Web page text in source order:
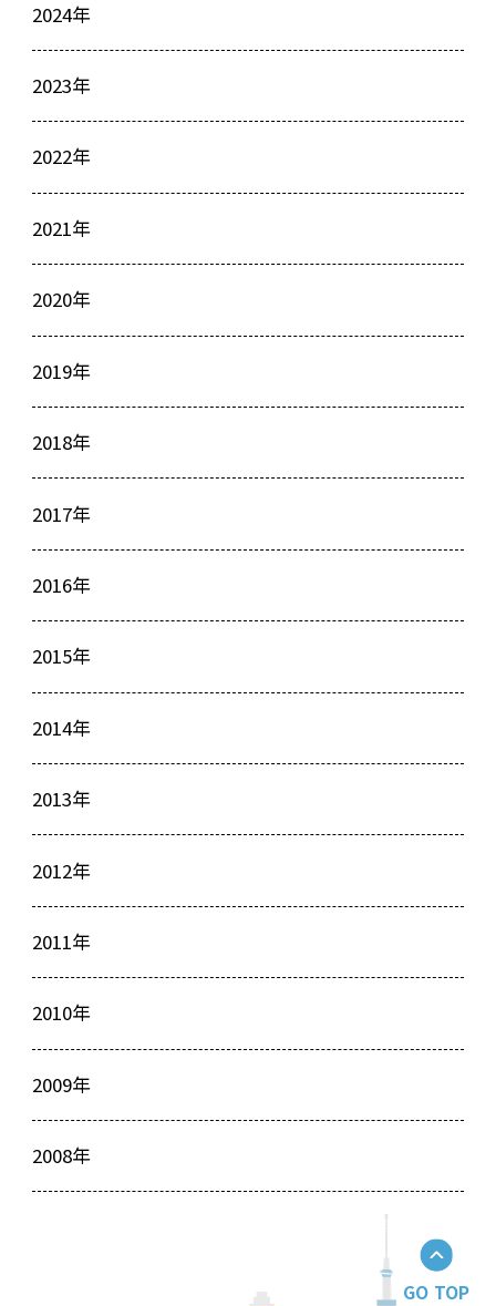
2024年
2023年
2022年
2021年
2020年
2019年
2018年
2017年
2016年
2015年
2014年
2013年
2012年
2011年
2010年
2009年
2008年
GO TOP